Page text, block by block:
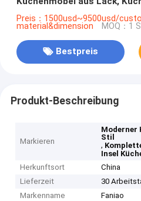
Preis：1500usd~9500usd/
material&dimension MOQ：1
Bestpreis
Produkt-Beschreibung
Markieren
Moderner
Stil
,
Insel
Herkunftsort
China
Lieferzeit
30
Markenname
Faniao